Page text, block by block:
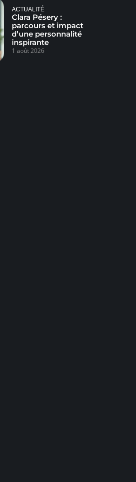
ACTUALITÉ
Clara Pésery :
parcours et impact
d’une personnalité
inspirante
1 août 2026